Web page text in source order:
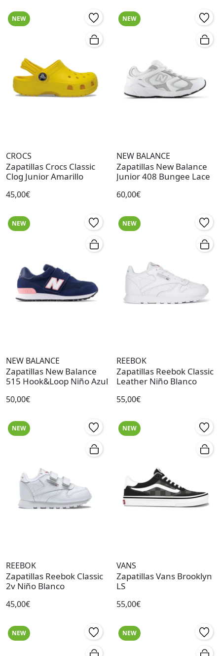
NEW
CROCS
Zapatillas Crocs Classic
Clog Junior Amarillo
45,00€
NEW
NEW BALANCE
Zapatillas New Balance
Junior 408 Bungee Lace
60,00€
NEW
NEW BALANCE
Zapatillas New Balance
515 Hook&Loop Niño Azul
50,00€
NEW
REEBOK
Zapatillas Reebok Classic
Leather Niño Blanco
55,00€
NEW
REEBOK
Zapatillas Reebok Classic
2v Niño Blanco
45,00€
NEW
VANS
Zapatillas Vans Brooklyn
LS
55,00€
NEW NEW